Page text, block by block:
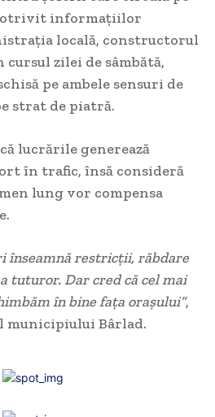
informațiilor
locală, constructorul
cursul zilei de sâmbătă,
pe ambele sensuri de
strat de piatră.
lucrările generează
în trafic, însă consideră
lung vor compensa
înseamnă restricții, răbdare
tuturor. Dar cred că cel mai
în bine fața orașului”,
municipiului Bârlad.